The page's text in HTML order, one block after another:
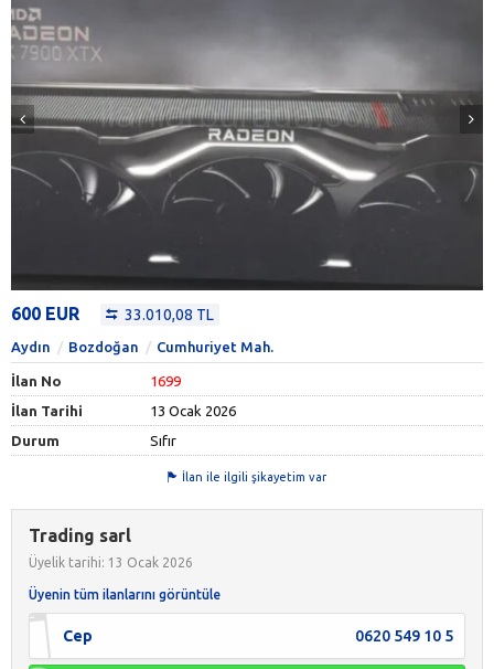
600 EUR 33.010,08 TL
Aydın Bozdoğan Cumhuriyet Mah.
İlan No
1699
İlan Tarihi
13 Ocak 2026
Durum
Sıfır
İlan ile ilgili şikayetim var
Trading sarl
Üyelik tarihi: 13 Ocak 2026
Üyenin tüm ilanlarını görüntüle
Cep 0620 549 10 5